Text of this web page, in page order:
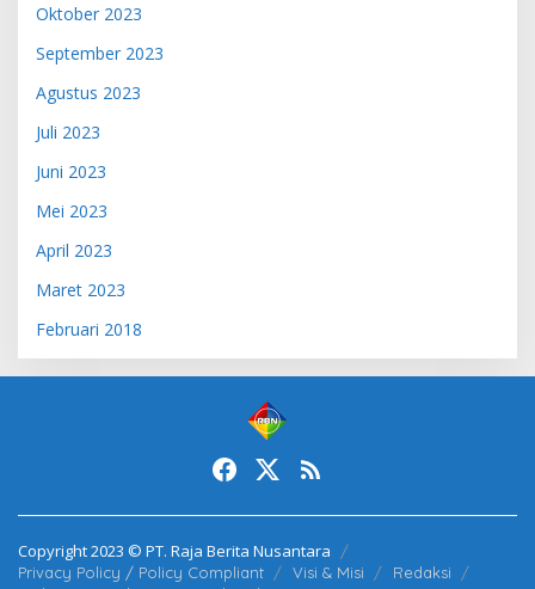
Oktober 2023
September 2023
Agustus 2023
Juli 2023
Juni 2023
Mei 2023
April 2023
Maret 2023
Februari 2018
Copyright 2023 © PT. Raja Berita Nusantara
Privacy Policy / Policy Compliant Visi & Misi
Redaksi